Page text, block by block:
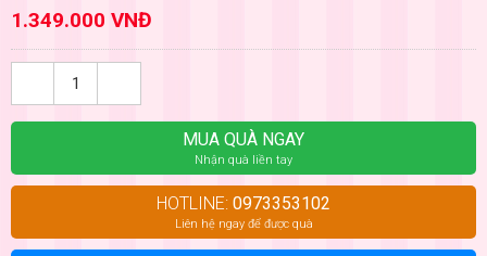
1.349.000 VNĐ
MUA QUÀ NGAY
Nhận quà liền tay
HOTLINE: 0973353102
Liên hệ ngay để được quà